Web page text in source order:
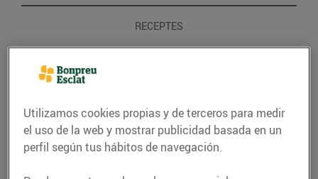
RECEPTES
Utilizamos cookies propias y de terceros para medir
el uso de la web y mostrar publicidad basada en un
perfil según tus hábitos de navegación.